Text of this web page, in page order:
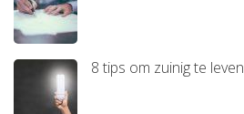
8 tips om zuinig te leven